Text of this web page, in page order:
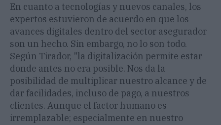
En cuanto a tecnologías y nuevos canales, los
expertos estuvieron de acuerdo en que los
avances digitales dentro del sector asegurador
son un hecho. Sin embargo, no lo son todo.
Según Tirador, "la digitalización permite estar
donde antes no era posible. Nos da la
posibilidad de multiplicar nuestro alcance y de
dar facilidades, incluso de pago, a nuestros
clientes. Aunque el factor humano es
irremplazable; especialmente en nuestro